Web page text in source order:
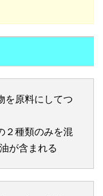
を原料にしてつ
２種類のみを混
が含まれる